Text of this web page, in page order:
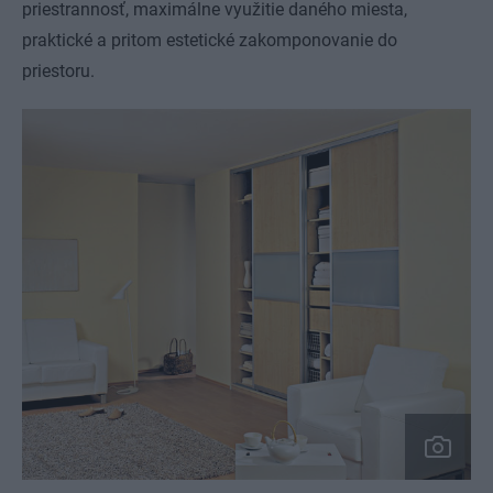
priestrannosť, maximálne využitie daného miesta,
praktické a pritom estetické zakomponovanie do
priestoru.